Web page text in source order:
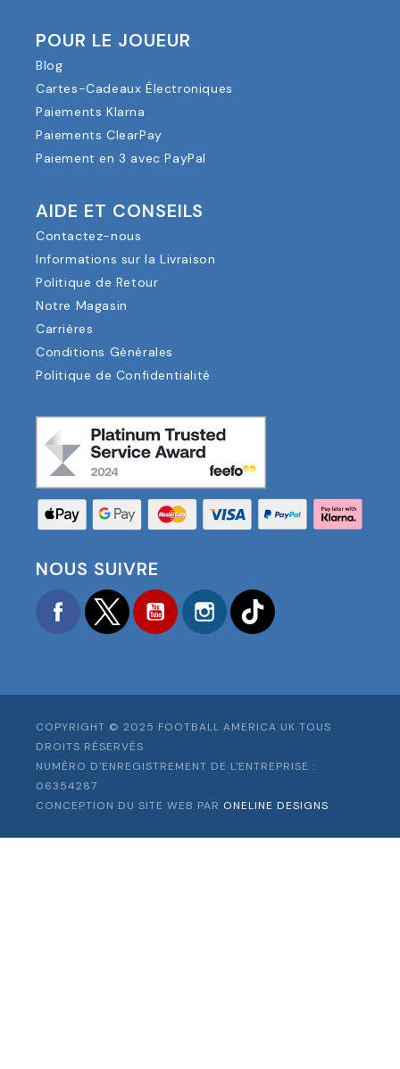
POUR LE JOUEUR
Blog
Cartes-Cadeaux Électroniques
Paiements Klarna
Paiements ClearPay
Paiement en 3 avec PayPal
AIDE ET CONSEILS
Contactez-nous
Informations sur la Livraison
Politique de Retour
Notre Magasin
Carrières
Conditions Générales
Politique de Confidentialité
NOUS SUIVRE
FacebookTwitter YouTubeInstagram
COPYRIGHT © 2025 FOOTBALL AMERICA UK TOUS
DROITS RÉSERVÉS
NUMÉRO D'ENREGISTREMENT DE L'ENTREPRISE :
06354287
CONCEPTION DU SITE WEB PAR ONELINE DESIGNS